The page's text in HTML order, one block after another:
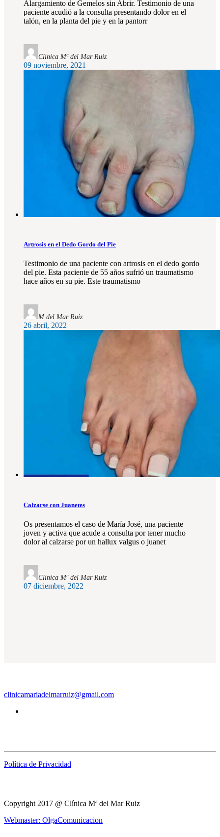
Alargamiento de Gemelos sin Abrir. Testimonio de una
paciente acudió a la consulta presentando dolor en el
talón, en la planta del pie y en la pantorr
Clinica Mª del Mar Ruiz
09 noviembre, 2021
Artrosis en el Dedo Gordo del Pie
Testimonio de una paciente con artrosis en el dedo gordo
del pie. Esta paciente de 55 años sufrió un traumatismo
hace años en su pie. Este traumatismo
M del Mar Ruiz
26 abril, 2022
Calzarse con Juanetes
Os presentamos el caso de María José, una paciente
joven y activa que acude a consulta por tener mucho
dolor al calzarse por un hallux valgus o juanet
Clinica Mª del Mar Ruiz
07 diciembre, 2022
clinicamariadelmarruiz@gmail.com
Política de Privacidad
Copyright 2017 @ Clínica Mª del Mar Ruiz
Webmaster: OlgaComunicacion